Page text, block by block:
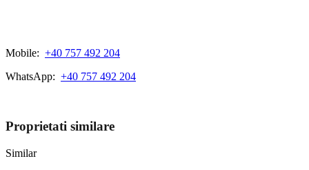
Mobile: +40 757 492 204
WhatsApp: +40 757 492 204
Proprietati similare
Similar